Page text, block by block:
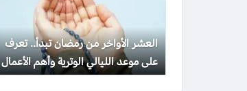
العشر الأواخر من رمضان تبدأ.. تعرف
على موعد الليالي الوترية وأهم الأعمال
المستحبة